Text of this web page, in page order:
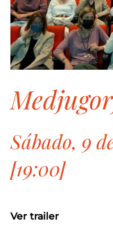
Sábado, 9
[19:00]
Ver trailer